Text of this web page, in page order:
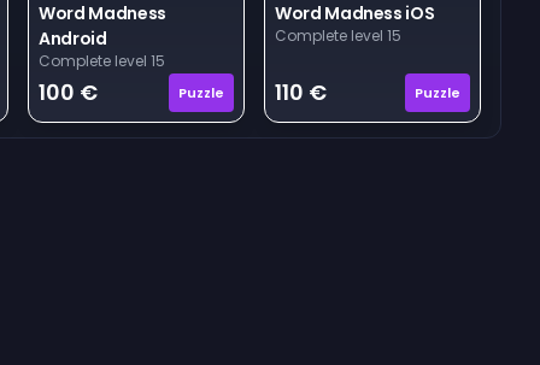
Word Madness
Android
Complete level 15
100 € Puzzle
Word Madness iOS
Complete level 15
110 € Puzzle